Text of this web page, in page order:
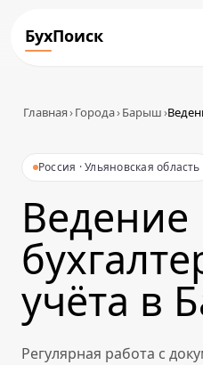
БухПоиск
Главная›Города›Барыш›
Россия · Ульяновская область
Ведение
учёта в
Регулярная работа с